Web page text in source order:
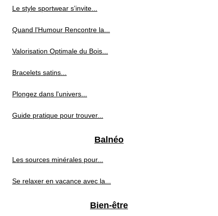
Le style sportwear s’invite...
Quand l'Humour Rencontre la...
Valorisation Optimale du Bois...
Bracelets satins...
Plongez dans l'univers...
Guide pratique pour trouver...
Balnéo
Les sources minérales pour...
Se relaxer en vacance avec la...
Bien-être